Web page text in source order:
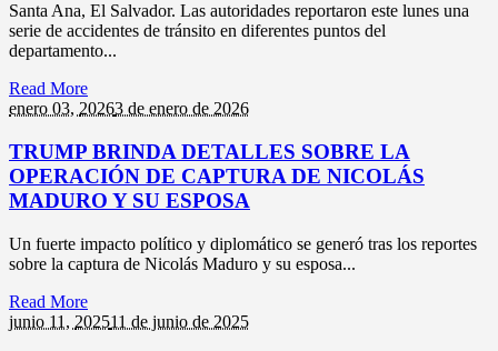
Santa Ana, El Salvador. Las autoridades reportaron este lunes una
serie de accidentes de tránsito en diferentes puntos del
departamento...
Read More
enero 03, 20263 de enero de 2026
TRUMP BRINDA DETALLES SOBRE LA
OPERACIÓN DE CAPTURA DE NICOLÁS
MADURO Y SU ESPOSA
Un fuerte impacto político y diplomático se generó tras los reportes
sobre la captura de Nicolás Maduro y su esposa...
Read More
junio 11, 202511 de junio de 2025